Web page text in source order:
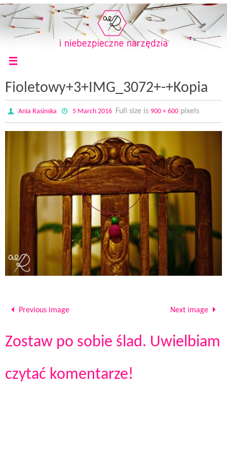
Fioletowy+3+IMG_3072+-+Kopia
Ania Rasinska 5 March 2016 Full size is 900 × 600pixels
Previous image Next image
Zostaw po sobie ślad. Uwielbiam
czytać komentarze!